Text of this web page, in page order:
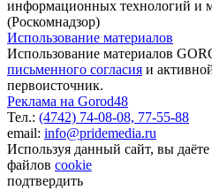
информационных технологий и
(Роскомнадзор)
Использование материалов
Использование материалов
письменного согласия и
первоисточник.
Реклама на Gorod48
Тел.: (4742) 74-08-08, 77-55-88
email: info@pridemedia.ru
Используя данный сайт, вы даёте
файлов cookie
подтвердить